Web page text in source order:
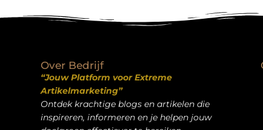
Over Bedrijf
“Jouw Platform voor Extreme
Artikelmarketing”
Ontdek krachtige blogs en artikelen die
inspireren, informeren en je helpen jouw